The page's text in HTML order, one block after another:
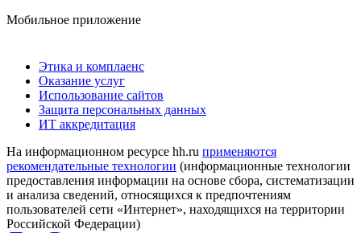
Мобильное приложение
Этика и комплаенс
Оказание услуг
Использование сайтов
Защита персональных данных
ИТ аккредитация
На информационном ресурсе hh.ru применяются
рекомендательные технологии (информационные технологии
предоставления информации на основе сбора, систематизации
и анализа сведений, относящихся к предпочтениям
пользователей сети «Интернет», находящихся на территории
Российской Федерации)